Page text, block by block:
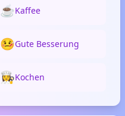
☕Kaffee
🤒Gute Besserung
👩‍🍳Kochen